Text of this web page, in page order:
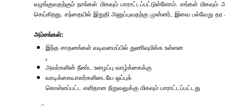
வழங்குவதற்கும் நாங்கள் மிகவும் பாராட்டப்பட்டுள்ளோம். எங்கள்
செய்கிறது. சந்தையில் இறுதி அனுப்புவதற்கு முன்னர், இவை பல்வேறு
அம்சங்கள்:
இந்த சாதனங்கள் வடிவமைப்பில் துணிவுமிக்க உள்ளன
,
அவர்களின் நீண்ட உழைப்பு வாழ்க்கைக்கு
வாடிக்கையாளர்களிடையே ஒப்புக்
கொள்ளப்பட்ட எளிதான நிறுவலுக்கு மிகவும் பாராட்டப்பட்டது